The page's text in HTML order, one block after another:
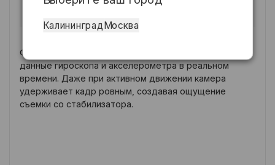
Функция горизонтальной фиксации использует
данные гироскопа и акселерометра в реальном
времени. Даже при активном движении камера
удерживает кадр ровным, создавая ощущение
съемки со стабилизатора.
КалининградМосква